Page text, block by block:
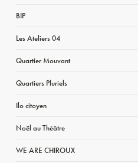
BIP
Les Ateliers 04
Quartier Mouvant
Quartiers Pluriels
Ilo citoyen
Noël au Théâtre
WE ARE CHIROUX